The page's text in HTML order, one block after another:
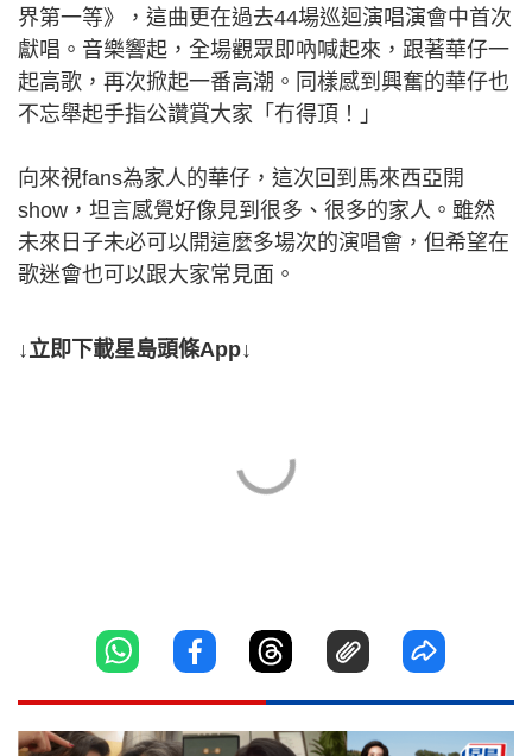
界第一等》，這曲更在過去44場巡迴演唱演會中首次
獻唱。音樂響起，全場觀眾即吶喊起來，跟著華仔一
起高歌，再次掀起一番高潮。同樣感到興奮的華仔也
不忘舉起手指公讚賞大家「冇得頂！」
向來視fans為家人的華仔，這次回到馬來西亞開
show，坦言感覺好像見到很多、很多的家人。雖然
未來日子未必可以開這麼多場次的演唱會，但希望在
歌迷會也可以跟大家常見面。
↓立即下載星島頭條App↓